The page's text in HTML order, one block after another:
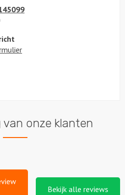
van onze klanten
Bekijk alle reviews